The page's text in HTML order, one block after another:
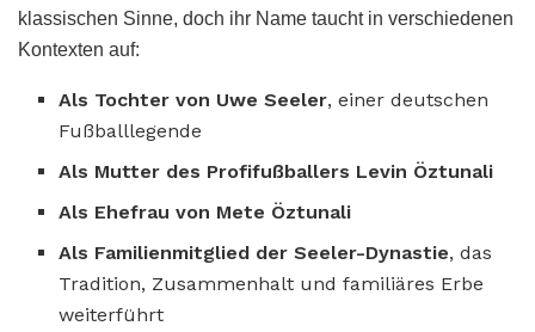
klassischen Sinne, doch ihr Name taucht in verschiedenen
Kontexten auf:
Als Tochter von Uwe Seeler, einer deutschen
Fußballlegende
Als Mutter des Profifußballers Levin Öztunali
Als Ehefrau von Mete Öztunali
Als Familienmitglied der Seeler-Dynastie, das
Tradition, Zusammenhalt und familiäres Erbe
weiterführt